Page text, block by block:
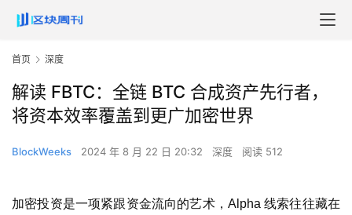
首页 深度
解读 FBTC：全链 BTC 合成资产先行者，
将资本效率覆盖到更广加密世界
BlockWeeks 2024 年 8 月 22 日 20:32 深度 阅读 512
加密投资是一项紧跟资金流向的艺术，Alpha 线索往往藏在